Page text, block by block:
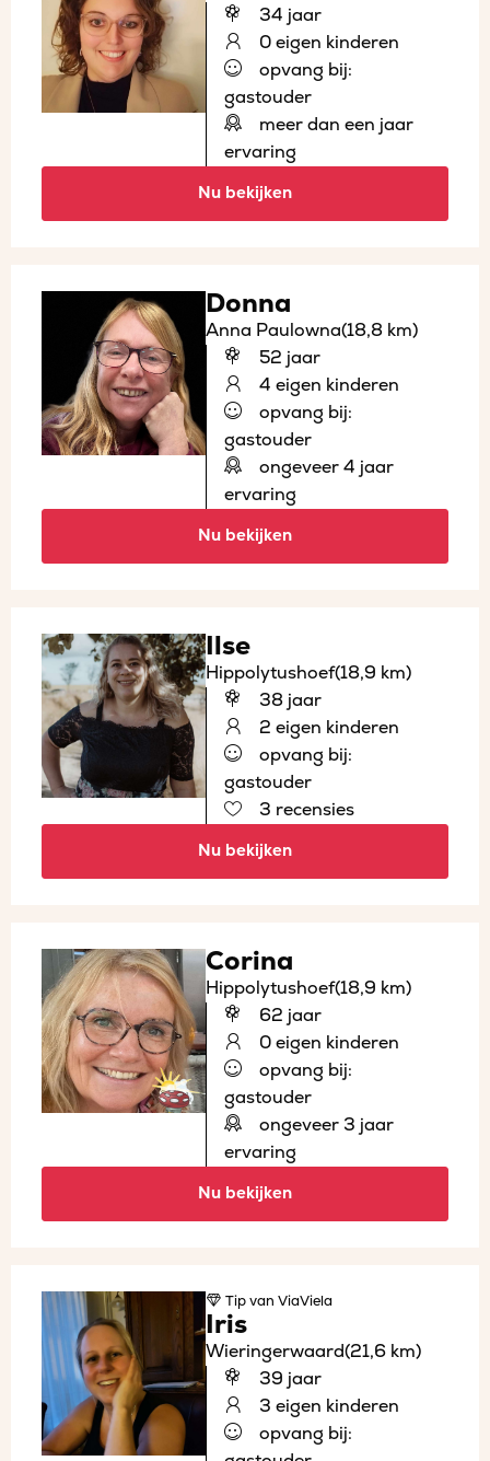
34 jaar
0 eigen kinderen
opvang bij:
gastouder
meer dan een jaar
ervaring
Nu bekijken
Donna
Anna Paulowna(18,8 km)
52 jaar
4 eigen kinderen
opvang bij:
gastouder
ongeveer 4 jaar
ervaring
Nu bekijken
Ilse
Hippolytushoef(18,9 km)
38 jaar
2 eigen kinderen
opvang bij:
gastouder
3 recensies
Nu bekijken
Corina
Hippolytushoef(18,9 km)
62 jaar
0 eigen kinderen
opvang bij:
gastouder
ongeveer 3 jaar
ervaring
Nu bekijken
Tipvan ViaViela
Iris
Wieringerwaard(21,6 km)
39 jaar
3 eigen kinderen
opvang bij: